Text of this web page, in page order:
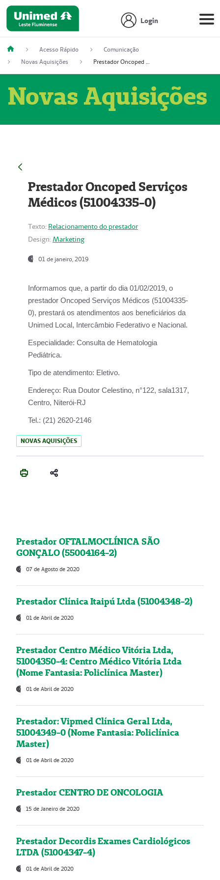
Login
Acesso Rápido
Comunicação
Novas Aquisições
Prestador Oncoped Serviços Médicos (51004335-0)
Novas Aquisições
Prestador Oncoped Serviços
Médicos (51004335-0)
Texto: Relacionamento do prestador
Design: Marketing
01 de janeiro, 2019
Informamos que, a partir do dia 01/02/2019, o
prestador Oncoped Serviços Médicos (51004335-
0), prestará os atendimentos aos beneficiários da
Unimed Local, Intercâmbio Federativo e Nacional.
Especialidade: Consulta de Hematologia
Pediátrica.
Tipo de atendimento: Eletivo.
Endereço: Rua Doutor Celestino, n°122, sala1317,
Centro, Niterói-RJ
Tel.: (21) 2620-2146
NOVAS AQUISIÇÕES
Prestador OFTALMOCLÍNICA SÃO
GONÇALO (55004164-2)
07 de Agosto de 2020
Prestador Clínica Itaipú Ltda (51004348-2)
01 de Abril de 2020
Prestador Centro Médico Vitória Ltda,
51004350-4: Centro Médico Vitória Ltda
(Nome Fantasia: Policlínica Master)
01 de Abril de 2020
Prestador: Vipmed Clínica Geral Ltda,
51004349-0 (Nome Fantasia: Policlínica
Master)
01 de Abril de 2020
Prestador CENTRO DE ONCOLOGIA
15 de Janeiro de 2020
Prestador Decordis Exames Cardiológicos
LTDA (51004347-4)
01 de Abril de 2020